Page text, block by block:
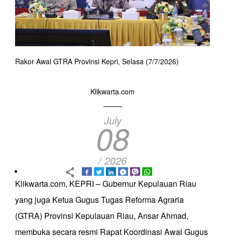
Rakor Awal GTRA Provinsi Kepri, Selasa (7/7/2026)
Klikwarta.com
July
08
/ 2026
Klikwarta.com, KEPRI – Gubernur Kepulauan Riau
yang juga Ketua Gugus Tugas Reforma Agraria
(GTRA) Provinsi Kepulauan Riau, Ansar Ahmad,
membuka secara resmi Rapat Koordinasi Awal Gugus